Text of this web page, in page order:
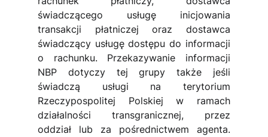
świadczącego usługę inicjowania
transakcji płatniczej oraz dostawca
świadczący usługę dostępu do informacji
o rachunku. Przekazywanie informacji
NBP dotyczy tej grupy także jeśli
świadczą usługi na terytorium
Rzeczypospolitej Polskiej w ramach
działalności transgranicznej, przez
oddział lub za pośrednictwem agenta.